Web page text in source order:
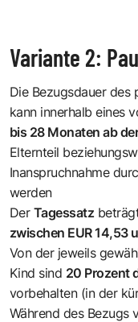
Variante 2:
Die Bezugsdauer des
kann innerhalb eines
bis 28 Monaten ab
Elternteil
Inanspruchnahme
werden
Der Tagessatz
zwischen EUR 14,53
Von der jeweils
Kind sind 20 Prozent
vorbehalten (in der
Während des Bezugs